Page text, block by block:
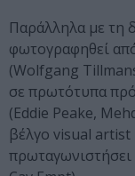
Παράλληλα με τη
φωτογραφηθεί
(Wolfgang
σε πρωτότυπα
(Eddie Peake,
βέλγο visual artist
πρωταγωνιστήσει